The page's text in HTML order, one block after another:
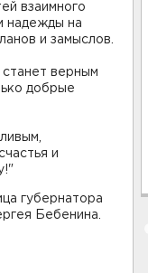
взаимного
надежды на
и замыслов.
станет верным
добрые
и
губернатора
Бебенина.